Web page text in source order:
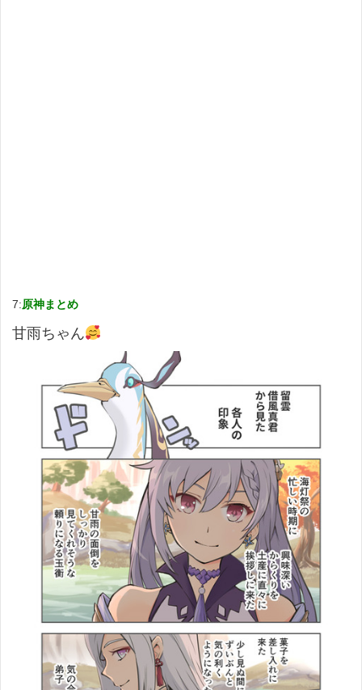
7:原神まとめ
甘雨ちゃん